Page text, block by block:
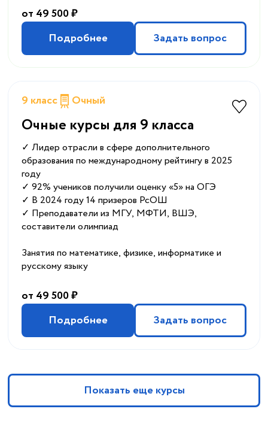
от 49 500 ₽
Подробнее
Задать вопрос
9 класс Очный
Очные курсы для 9 класса
✓ Лидер отрасли в сфере дополнительного
образования по международному рейтингу в 2025
году
✓ 92% учеников получили оценку «5» на ОГЭ
✓ В 2024 году 14 призеров РсОШ
✓ Преподаватели из МГУ, МФТИ, ВШЭ,
составители олимпиад
Занятия по математике, физике, информатике и
русскому языку
от 49 500 ₽
Подробнее
Задать вопрос
Показать еще курсы